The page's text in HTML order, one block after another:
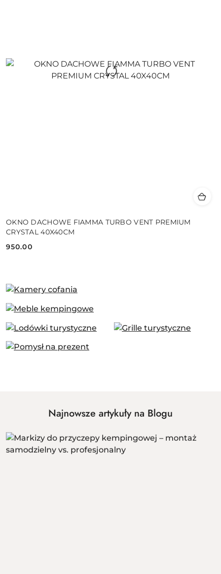
OKNO DACHOWE FIAMMA TURBO VENT PREMIUM
CRYSTAL 40X40CM
Cena:
950.00
Najnowsze artykuły na Blogu